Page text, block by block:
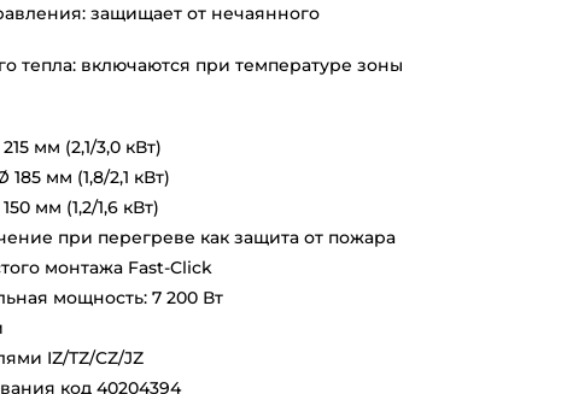
защищает от нечаянного
тепла: включаются при температуре зоны
мм (2,1/3,0 кВт)
мм (1,8/2,1 кВт)
мм (1,2/1,6 кВт)
при перегреве как защита от пожара
монтажа Fast-Click
мощность: 7 200 Вт
IZ/TZ/CZ/JZ
код 40204394